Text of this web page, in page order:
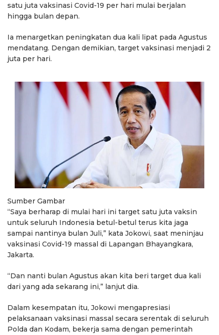
satu juta vaksinasi Covid-19 per hari mulai berjalan
hingga bulan depan.
Ia menargetkan peningkatan dua kali lipat pada Agustus
mendatang. Dengan demikian, target vaksinasi menjadi 2
juta per hari.
Sumber Gambar
“Saya berharap di mulai hari ini target satu juta vaksin
untuk seluruh Indonesia betul-betul terus kita jaga
sampai nantinya bulan Juli,” kata Jokowi, saat meninjau
vaksinasi Covid-19 massal di Lapangan Bhayangkara,
Jakarta.
“Dan nanti bulan Agustus akan kita beri target dua kali
dari yang ada sekarang ini,” lanjut dia.
Dalam kesempatan itu, Jokowi mengapresiasi
pelaksanaan vaksinasi massal secara serentak di seluruh
Polda dan Kodam, bekerja sama dengan pemerintah